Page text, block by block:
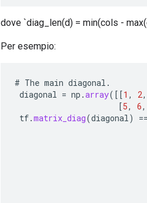
dove `diag_len(d) = min(cols -
Per esempio:
# The main diagonal .
diagonal = np .array( [[1 , 2,
[5, 6,
tf.matrix_diag(diagonal) ==